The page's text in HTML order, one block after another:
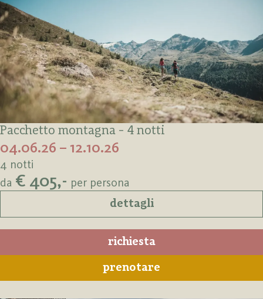
Pacchetto montagna - 4 notti
04.06.26 – 12.10.26
4 notti
da € 405,- per persona
dettagli
richiesta
prenotare